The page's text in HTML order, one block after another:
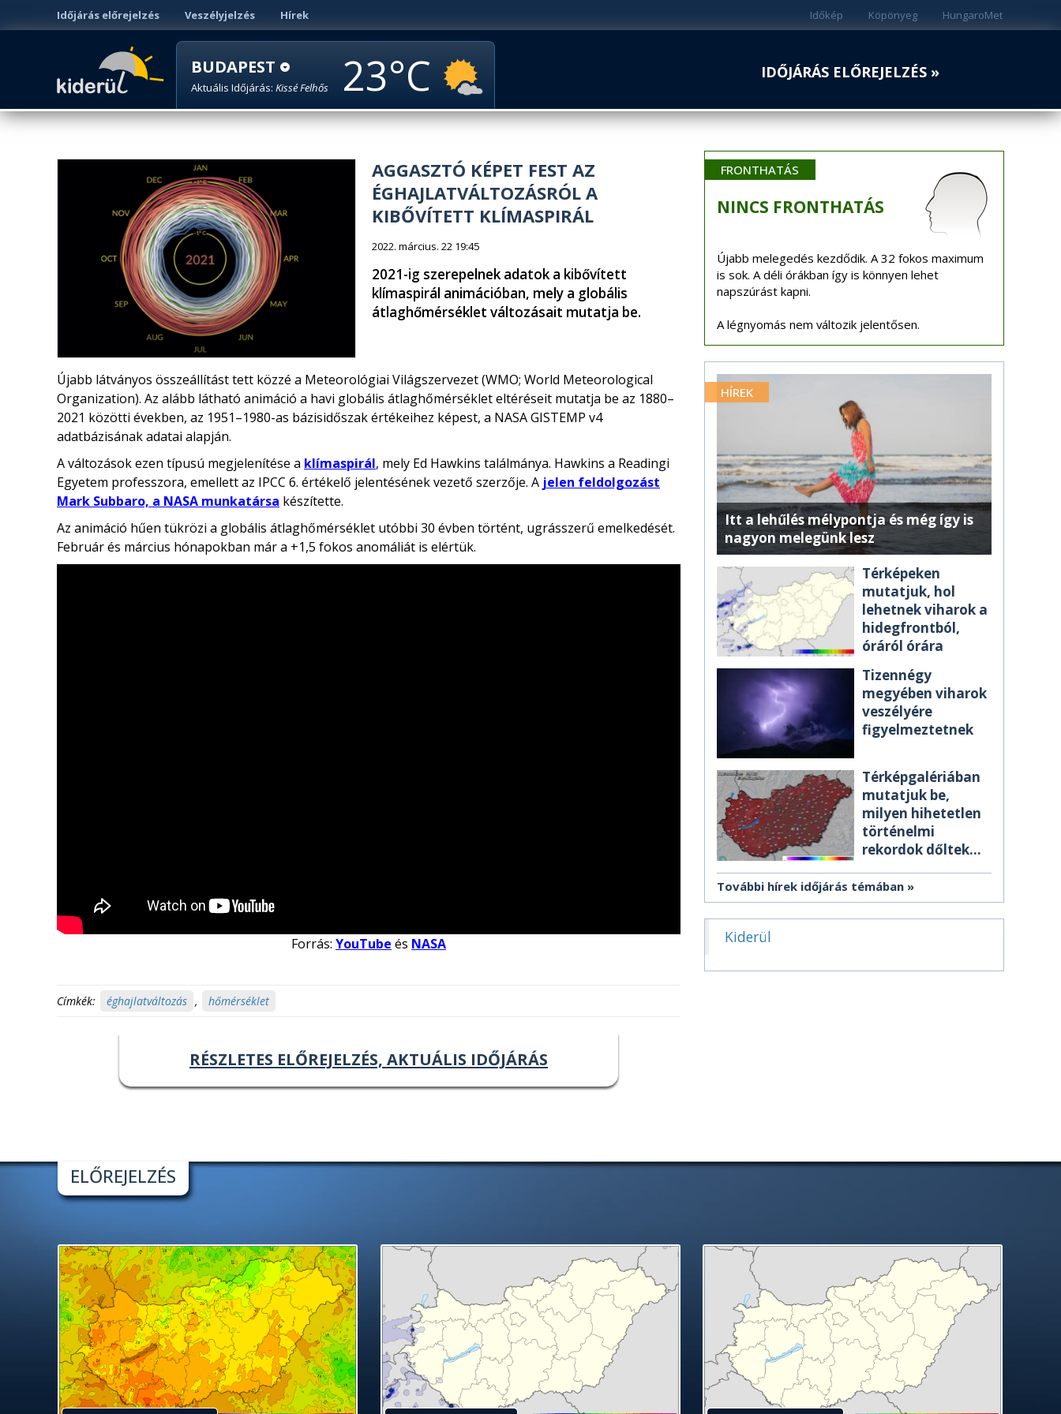
Időjárás előrejelzés Veszélyjelzés Hírek HungaroMet
Köpönyeg
Időkép
BUDAPEST
Aktuális Időjárás: Kissé Felhős 23 IDŐJÁRÁS ELŐREJELZÉS »
AGGASZTÓ KÉPET FEST AZ
ÉGHAJLATVÁLTOZÁSRÓL A
KIBŐVÍTETT KLÍMASPIRÁL
2022. március. 22 19:45
2021-ig szerepelnek adatok a kibővített
klímaspirál animációban, mely a globális
átlaghőmérséklet változásait mutatja be.
Újabb látványos összeállítást tett közzé a Meteorológiai Világszervezet (WMO; World Meteorological
Organization). Az alább látható animáció a havi globális átlaghőmérséklet eltéréseit mutatja be az 1880–
2021 közötti években, az 1951–1980-as bázisidőszak értékeihez képest, a NASA GISTEMP v4
adatbázisának adatai alapján.
A változások ezen típusú megjelenítése a klímaspirál, mely Ed Hawkins találmánya. Hawkins a Readingi
Egyetem professzora, emellett az IPCC 6. értékelő jelentésének vezető szerzője. A jelen feldolgozást
Mark Subbaro, a NASA munkatársa készítette.
Az animáció hűen tükrözi a globális átlaghőmérséklet utóbbi 30 évben történt, ugrásszerű emelkedését.
Február és március hónapokban már a +1,5 fokos anomáliát is elértük.
Forrás: YouTube és NASA
Címkék: éghajlatváltozás , hőmérséklet
RÉSZLETES ELŐREJELZÉS, AKTUÁLIS IDŐJÁRÁS
FRONTHATÁS
NINCS FRONTHATÁS
Újabb melegedés kezdődik. A 32 fokos maximum
is sok. A déli órákban így is könnyen lehet
napszúrást kapni.
A légnyomás nem változik jelentősen.
HÍREK
Itt a lehűlés mélypontja és még így is
nagyon melegünk lesz
Térképeken
mutatjuk, hol
lehetnek viharok a
hidegfrontból,
óráról órára
Tizennégy
megyében viharok
veszélyére
figyelmeztetnek
Térképgalériában
mutatjuk be,
milyen hihetetlen
történelmi
rekordok dőltek
További hírek időjárás témában
Kiderül
ELŐREJELZÉS